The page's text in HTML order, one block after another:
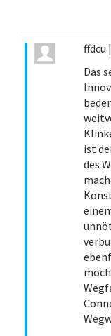
ffdcu |
Das
ist
des